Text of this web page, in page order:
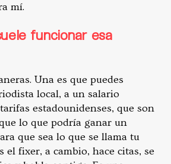
mí.
funcionar esa
Una es que puedes
local, a un salario
estadounidenses, que son
lo que podría ganar un
que sea lo que se llama tu
el fixer, a cambio, hace citas, se